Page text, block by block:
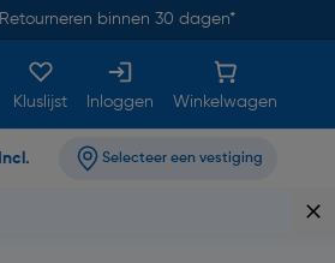
Retourneren binnen 30 dagen*
Kluslijst Inloggen Winkelwagen
Incl. Selecteer een vestiging